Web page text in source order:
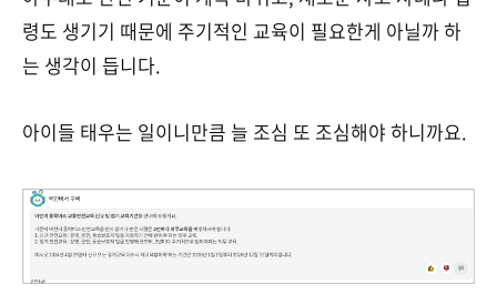
령도 생기기 때문에 주기적인 교육이 필요한게 아닐까 하
는 생각이 듭니다.
아이들 태우는 일이니만큼 늘 조심 또 조심해야 하니까요.